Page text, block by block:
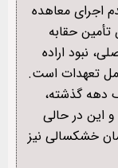
اجرای معاهده
حقابه
نبود اراده
تعهدات است.
دهه گذشته،
این در حالی
خشکسالی نیز